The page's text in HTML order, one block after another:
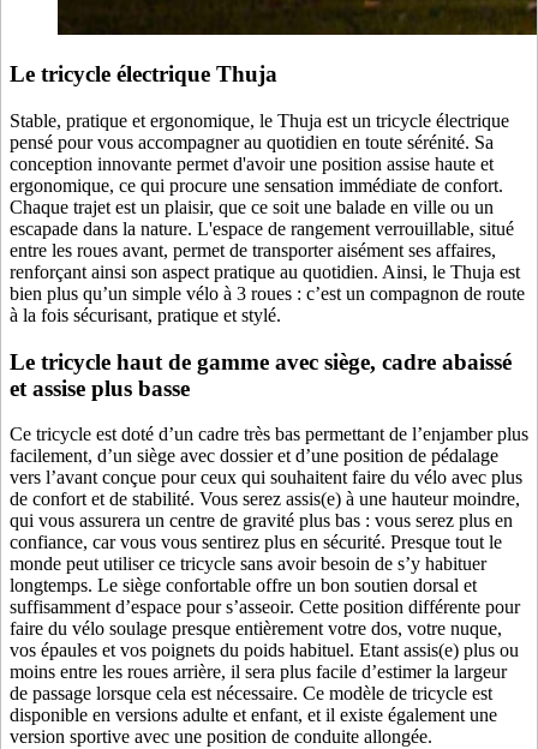
Le tricycle électrique Thuja
Stable, pratique et ergonomique, le Thuja est un tricycle électrique
pensé pour vous accompagner au quotidien en toute sérénité. Sa
conception innovante permet d'avoir une position assise haute et
ergonomique, ce qui procure une sensation immédiate de confort.
Chaque trajet est un plaisir, que ce soit une balade en ville ou un
escapade dans la nature. L'espace de rangement verrouillable, situé
entre les roues avant, permet de transporter aisément ses affaires,
renforçant ainsi son aspect pratique au quotidien. Ainsi, le Thuja est
bien plus qu’un simple vélo à 3 roues : c’est un compagnon de route
à la fois sécurisant, pratique et stylé.
Le tricycle haut de gamme avec siège, cadre abaissé
et assise plus basse
Ce tricycle est doté d’un cadre très bas permettant de l’enjamber plus
facilement, d’un siège avec dossier et d’une position de pédalage
vers l’avant conçue pour ceux qui souhaitent faire du vélo avec plus
de confort et de stabilité. Vous serez assis(e) à une hauteur moindre,
qui vous assurera un centre de gravité plus bas : vous serez plus en
confiance, car vous vous sentirez plus en sécurité. Presque tout le
monde peut utiliser ce tricycle sans avoir besoin de s’y habituer
longtemps. Le siège confortable offre un bon soutien dorsal et
suffisamment d’espace pour s’asseoir. Cette position différente pour
faire du vélo soulage presque entièrement votre dos, votre nuque,
vos épaules et vos poignets du poids habituel. Etant assis(e) plus ou
moins entre les roues arrière, il sera plus facile d’estimer la largeur
de passage lorsque cela est nécessaire. Ce modèle de tricycle est
disponible en versions adulte et enfant, et il existe également une
version sportive avec une position de conduite allongée.